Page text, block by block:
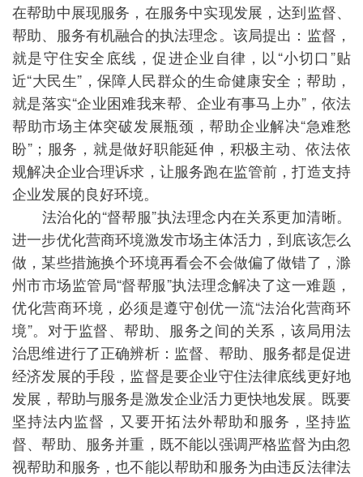
在帮助中展现服务，在服务中实现发展，达到监督、
帮助、服务有机融合的执法理念。该局提出：监督，
就是守住安全底线，促进企业自律，以“小切口”贴
近“大民生”，保障人民群众的生命健康安全；帮助，
就是落实“企业困难我来帮、企业有事马上办”，依法
帮助市场主体突破发展瓶颈，帮助企业解决“急难愁
盼”；服务，就是做好职能延伸，积极主动、依法依
规解决企业合理诉求，让服务跑在监管前，打造支持
企业发展的良好环境。
法治化的“督帮服”执法理念内在关系更加清晰。
进一步优化营商环境激发市场主体活力，到底该怎么
做，某些措施换个环境再看会不会做偏了做错了，滁
州市市场监管局“督帮服”执法理念解决了这一难题，
优化营商环境，必须是遵守创优一流“法治化营商环
境”。对于监督、帮助、服务之间的关系，该局用法
治思维进行了正确辨析：监督、帮助、服务都是促进
经济发展的手段，监督是要企业守住法律底线更好地
发展，帮助与服务是激发企业活力更快地发展。既要
坚持法内监督，又要开拓法外帮助和服务，坚持监
督、帮助、服务并重，既不能以强调严格监督为由忽
视帮助和服务，也不能以帮助和服务为由违反法律法